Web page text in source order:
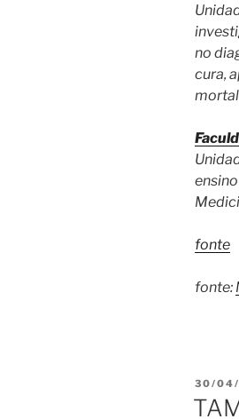
no
cura,
fonte
fonte:
EM
30/